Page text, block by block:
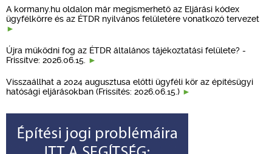
A kormany.hu oldalon már megismerhető az Eljárási kódex
ügyfélkörre és az ÉTDR nyilvános felületére vonatkozó tervezet
Újra működni fog az ÉTDR általános tájékoztatási felülete? -
Frissítve: 2026.06.15.
Visszaállhat a 2024 augusztusa előtti ügyféli kör az építésügyi
hatósági eljárásokban (Frissítés: 2026.06.15.)